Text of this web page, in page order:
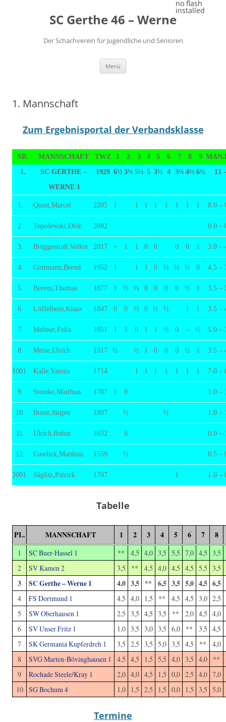
SC Gerthe 46 – Werne
Der Schachverein für Jugendliche und Senioren
Menü
1. Mannschaft
Zum Ergebnisportal der Verbandsklasse
NR. MANNSCHAFT TWZ 1 2 3 4 5 6 7 8 9
1.
SC GERTHE –
WERNE 1
1929 6½ 3½ 5½ 5 3½ 4 3½ 4½ 6½ 11
1. Quast,Marcel 2205 1 1 1 1 1 1 1 1 8.0 –
2. Topolewski,Dirk 2082 0.0 –
3. Brüggestraß,Volker 2017 + 1 1 0 0 0 0 1 3.0 –
4. Gottmann,Bernd 1952 1 1 1 0 ½ ½ ½ 0 4.5 –
5. Berens,Thomas 1877 1 ½ ½ 0 0 0 0 ½ 1 3.5 –
6. Löffelbein,Klaus 1847 0 0 ½ 0 ½ ½ 1 1 3.5 –
7. Melmer,Felix 1851 1 1 0 1 1 ½ 0 – ½ 5.0 –
8. Meise,Ulrich 1817 ½ ½ 1 0 0 0 ½ 1 3.5 –
1001. Kalle,Yannis 1714 1 1 1 1 1 1 1 7.0 –
9. Steinke,Matthias 1787 1 0 1.0 –
10. Boost,Jürgen 1807 ½ ½ 1.0 –
11. Ulrich,Robin 1632 0 0.0 –
12. Gawlick,Matthias 1559 ½ 0.5 –
2001. Säglitz,Patrick 1707 1 1.0 –
Tabelle
PL. MANNSCHAFT 1 2 3 4 5 6 7 8
1 SC Buer-Hassel 1 ** 4,5 4,0 3,5 5,5 7,0 4,5 3,5
2
SV Kamen 2 3,5 ** 4,5 4,0 4,5 4,5 5,5 3,5
3 SC Gerthe – Werne 1 4,0 3,5 ** 6,5 3,5 5,0 4,5 6,5
4 FS Dortmund 1 4,5 4,0 1,5 ** 4,5 4,5 3,0 2,5
5
SW Oberhausen 1 2,5 3,5 4,5 3,5 ** 2,0 4,5 4,0
6
SV Unser Fritz 1 1,0 3,5 3,0 3,5 6,0 ** 3,5 4,5
7
SK Germania Kupferdreh 1 3,5 2,5 3,5 5,0 3,5 4,5 ** 4,0
8
SVG Marten-Bövinghausen 1 4,5 4,5 1,5 5,5 4,0 3,5 4,0 **
9
Rochade Steele/Kray 1 2,0 4,0 4,5 1,5 0,0 2,5 4,0 7,0
10
SG Bochum 4 1,0 1,5 2,5 1,5 0,0 1,5 3,5 5,0
Termine
no flash
installed